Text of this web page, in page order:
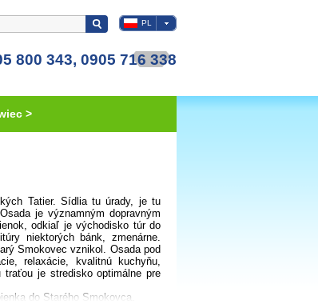
PL
800 343, 0905 716 338
>
Tatier. Sídlia tu úrady, je tu
je významným dopravným
odkiaľ je východisko túr do
niektorých bánk, zmenárne.
Smokovec vznikol. Osada pod
relaxácie, kvalitnú kuchyňu,
je stredisko optimálne pre
do Starého Smokovca.